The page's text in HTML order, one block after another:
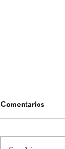
Comentarios